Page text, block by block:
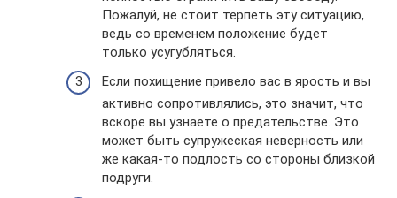
Пожалуй, не стоит терпеть эту ситуацию,
ведь со временем положение будет
только усугубляться.
Если похищение привело вас в ярость и вы
активно сопротивлялись, это значит, что
вскоре вы узнаете о предательстве. Это
может быть супружеская неверность или
же какая-то подлость со стороны близкой
подруги.